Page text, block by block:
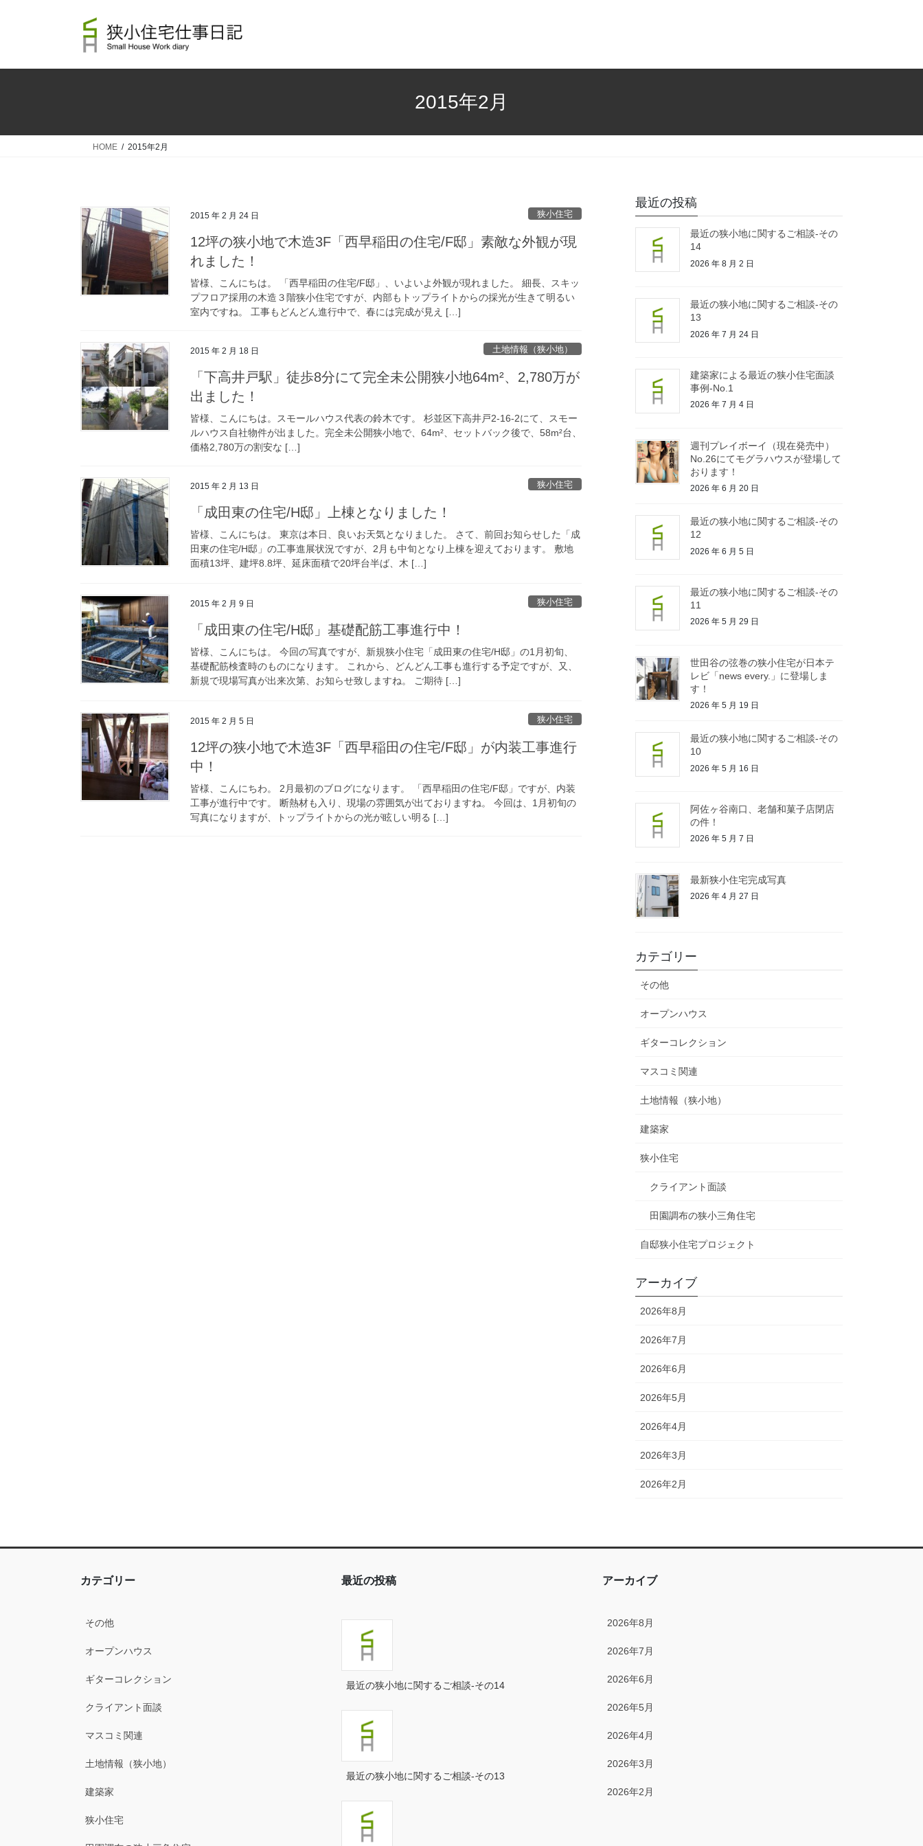
ッ
移
2015年2月
HOME 2015年2月
2015 年 2 月 24 日 狭小住宅
12坪の狭小地で木造3F「西早稲田の住宅/F邸」素敵な外観が現
れました！
皆様、こんにちは。 「西早稲田の住宅/F邸」、いよいよ外観が現れました。 細長、スキッ
プフロア採用の木造３階狭小住宅ですが、内部もトップライトからの採光が生きて明るい
室内ですね。 工事もどんどん進行中で、春には完成が見え […]
2015 年 2 月 18 日 土地情報（狭小地）
「下高井戸駅」徒歩8分にて完全未公開狭小地64m²、2,780万が
出ました！
皆様、こんにちは。スモールハウス代表の鈴木です。 杉並区下高井戸2-16-2にて、スモー
ルハウス自社物件が出ました。完全未公開狭小地で、64m²、セットバック後で、58m²台、
価格2,780万の割安な […]
2015 年 2 月 13 日 狭小住宅
「成田東の住宅/H邸」上棟となりました！
皆様、こんにちは。 東京は本日、良いお天気となりました。 さて、前回お知らせした「成
田東の住宅/H邸」の工事進展状況ですが、2月も中旬となり上棟を迎えております。 敷地
面積13坪、建坪8.8坪、延床面積で20坪台半ば、木 […]
2015 年 2 月 9 日 狭小住宅
「成田東の住宅/H邸」基礎配筋工事進行中！
皆様、こんにちは。 今回の写真ですが、新規狭小住宅「成田東の住宅/H邸」の1月初旬、
基礎配筋検査時のものになります。 これから、どんどん工事も進行する予定ですが、又、
新規で現場写真が出来次第、お知らせ致しますね。 ご期待 […]
2015 年 2 月 5 日 狭小住宅
12坪の狭小地で木造3F「西早稲田の住宅/F邸」が内装工事進行
中！
皆様、こんにちわ。 2月最初のブログになります。 「西早稲田の住宅/F邸」ですが、内装
工事が進行中です。 断熱材も入り、現場の雰囲気が出ておりますね。 今回は、1月初旬の
写真になりますが、トップライトからの光が眩しい明る […]
最近の投稿
最近の狭小地に関するご相談-その
14
2026 年 8 月 2 日
最近の狭小地に関するご相談-その
13
2026 年 7 月 24 日
建築家による最近の狭小住宅面談
事例-No.1
2026 年 7 月 4 日
週刊プレイボーイ（現在発売中）
No.26にてモグラハウスが登場して
おります！
2026 年 6 月 20 日
最近の狭小地に関するご相談-その
12
2026 年 6 月 5 日
最近の狭小地に関するご相談-その
11
2026 年 5 月 29 日
世田谷の弦巻の狭小住宅が日本テ
レビ「news every.」に登場しま
す！
2026 年 5 月 19 日
最近の狭小地に関するご相談-その
10
2026 年 5 月 16 日
阿佐ヶ谷南口、老舗和菓子店閉店
の件！
2026 年 5 月 7 日
最新狭小住宅完成写真
2026 年 4 月 27 日
カテゴリー
その他
オープンハウス
ギターコレクション
マスコミ関連
土地情報（狭小地）
建築家
狭小住宅
クライアント面談
田園調布の狭小三角住宅
自邸狭小住宅プロジェクト
アーカイブ
2026年8月
2026年7月
2026年6月
2026年5月
2026年4月
2026年3月
2026年2月
2025年9月
2025年8月
2025年7月
2025年6月
2025年5月
カテゴリー
その他
オープンハウス
ギターコレクション
クライアント面談
マスコミ関連
土地情報（狭小地）
建築家
狭小住宅
最近の投稿
最近の狭小地に関するご相談-その14
最近の狭小地に関するご相談-その13
アーカイブ
2026年8月
2026年7月
2026年6月
2026年5月
2026年4月
2026年3月
2026年2月